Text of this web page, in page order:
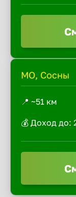
МО, Сосны
📍 ~51 км
💰 Доход до: